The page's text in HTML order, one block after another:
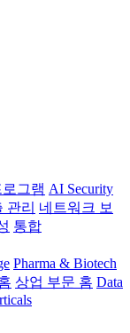
로그램 AI Security
관리 네트워크 보
통합
Pharma & Biotech
상업 부문 홈 Data